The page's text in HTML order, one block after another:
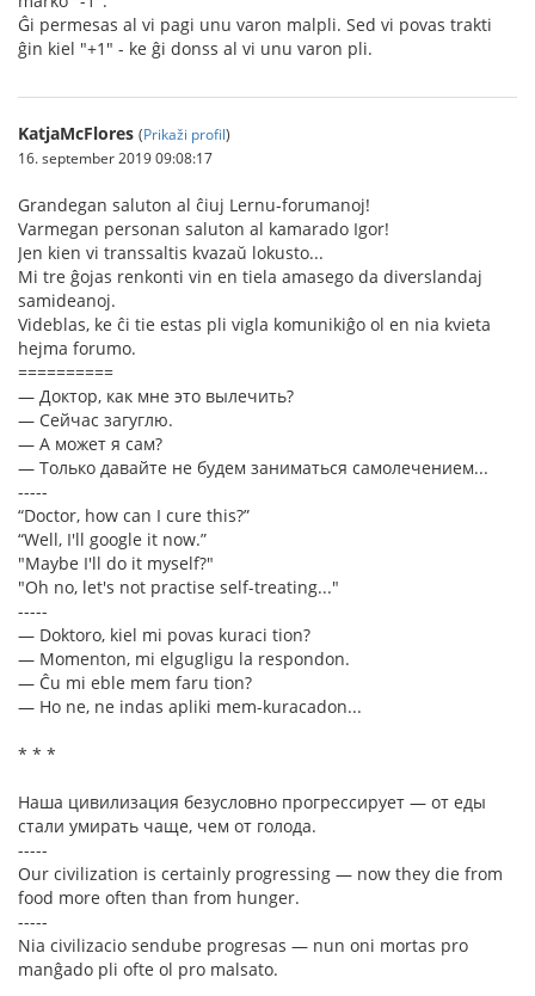
Ĝi permesas al vi pagi unu varon malpli. Sed vi povas trakti
ĝin kiel "+1" - ke ĝi donss al vi unu varon pli.
KatjaMcFlores (Prikaži profil)
16. september 2019 09:08:17
Grandegan saluton al ĉiuj Lernu-forumanoj!
Varmegan personan saluton al kamarado Igor!
Jen kien vi transsaltis kvazaŭ lokusto...
Mi tre ĝojas renkonti vin en tiela amasego da diverslandaj
samideanoj.
Videblas, ke ĉi tie estas pli vigla komunikiĝo ol en nia kvieta
hejma forumo.
==========
— Доктор, как мне это вылечить?
— Сейчас загуглю.
— А может я сам?
— Только давайте не будем заниматься самолечением...
-----
“Doctor, how can I cure this?”
“Well, I'll google it now.”
"Maybe I'll do it myself?"
"Oh no, let's not practise self-treating..."
-----
— Doktoro, kiel mi povas kuraci tion?
— Momenton, mi elgugligu la respondon.
— Ĉu mi eble mem faru tion?
— Ho ne, ne indas apliki mem-kuracadon...
* * *
Наша цивилизация безусловно прогрессирует — от еды
стали умирать чаще, чем от голода.
-----
Our civilization is certainly progressing — now they die from
food more often than from hunger.
-----
Nia civilizacio sendube progresas — nun oni mortas pro
manĝado pli ofte ol pro malsato.